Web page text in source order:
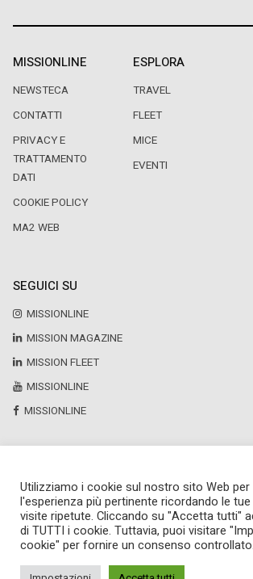
MISSIONLINE
NEWSTECA
CONTATTI
PRIVACY E
TRATTAMENTO
DATI
COOKIE POLICY
MA2 WEB
ESPLORA
TRAVEL
FLEET
MICE
EVENTI
SEGUICI SU
MISSIONLINE
MISSION MAGAZINE
MISSION FLEET
MISSIONLINE
MISSIONLINE
Copyright © 2025 by Newsteca
P.Iva 13171520151
Utilizziamo i cookie sul nostro sito Web
l'esperienza più pertinente ricordando le
visite ripetute. Cliccando su "Accetta tutti"
di TUTTI i cookie. Tuttavia, puoi visitare
cookie" per fornire un consenso controllato.